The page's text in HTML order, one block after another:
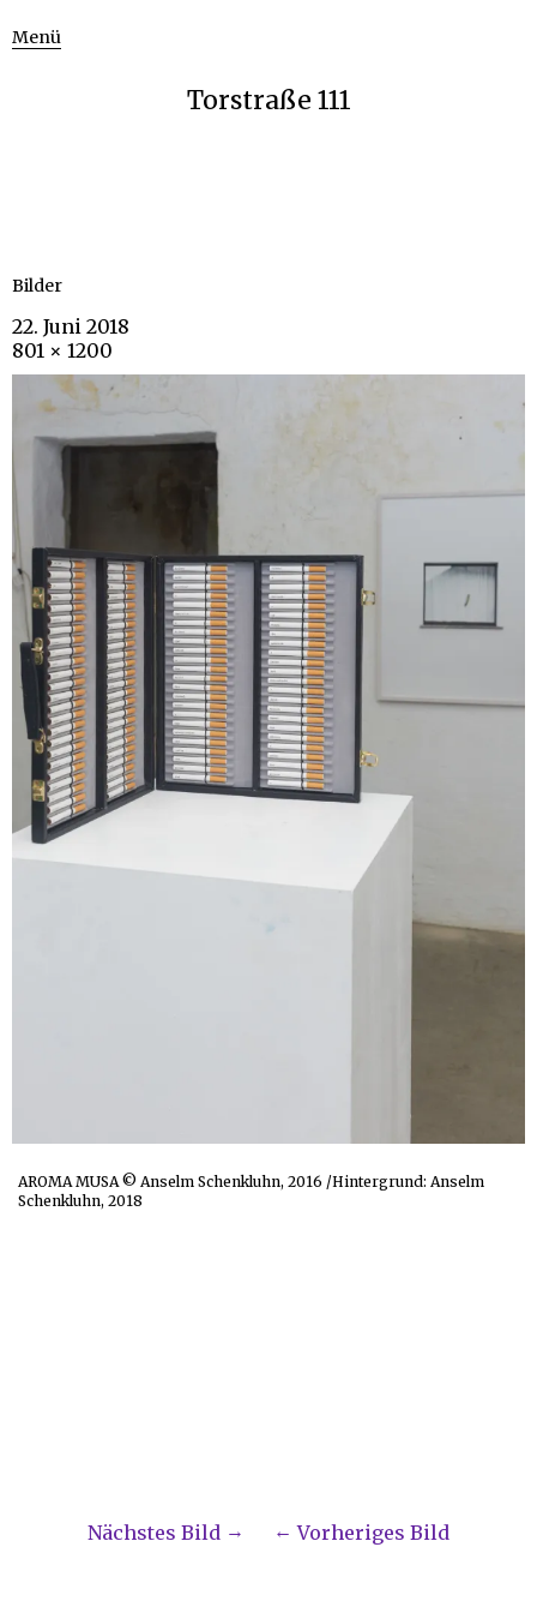
Menü
Torstraße 111
Bilder
22. Juni 2018
801 × 1200
AROMA MUSA © Anselm Schenkluhn, 2016 /Hintergrund: Anselm
Schenkluhn, 2018
Nächstes Bild Vorheriges Bild